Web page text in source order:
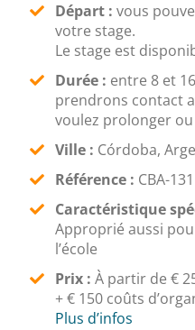
Départ : vous
votre stage.
Le stage est
Durée : entre 8 et
prendrons contact
voulez prolonger
Ville : Córdoba,
Référence : CBA-131
Caractéristique
Approprié aussi
l’école
Prix : À partir de €
+ € 150 coûts
Plus d’infos